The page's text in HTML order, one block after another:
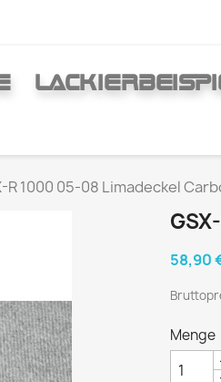
R 1000 05-08 Limadeckel
58,90
Menge